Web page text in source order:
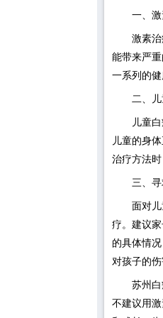
一、激
激素治疗
能带来严
一系列的健
二、儿
儿童白癜
儿童的身
治疗方法
三、寻
面对儿童
疗。建议
的具体情
对孩子的伤
苏州白癜
不建议用